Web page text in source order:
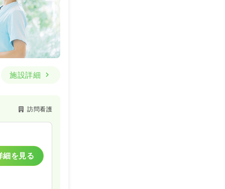
施設詳細
訪問看護
細を見る